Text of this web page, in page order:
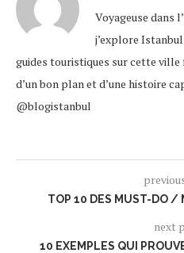
Voyageuse dans
j’explore
guides touristiques sur cette ville
d’un bon plan et d’une histoire
@blogistanbul
TOP 10 DES MUST-DO /
next
10 EXEMPLES QUI